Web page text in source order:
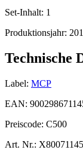
Set-Inhalt: 1
Produktionsjahr:
Technische
Label: MCP
EAN:
Preiscode: C500
Art. Nr.: